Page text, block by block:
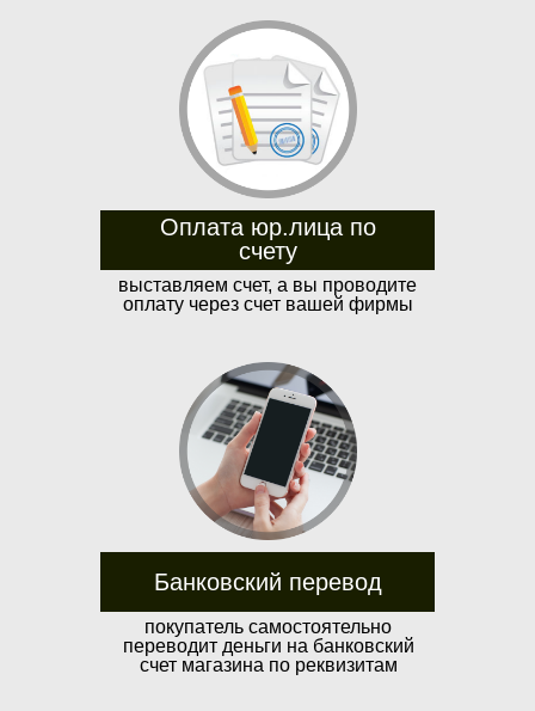
Оплата юр.лица по
счету
выставляем счет, а вы проводите
оплату через счет вашей фирмы
Банковский перевод
покупатель самостоятельно
переводит деньги на банковский
счет магазина по реквизитам